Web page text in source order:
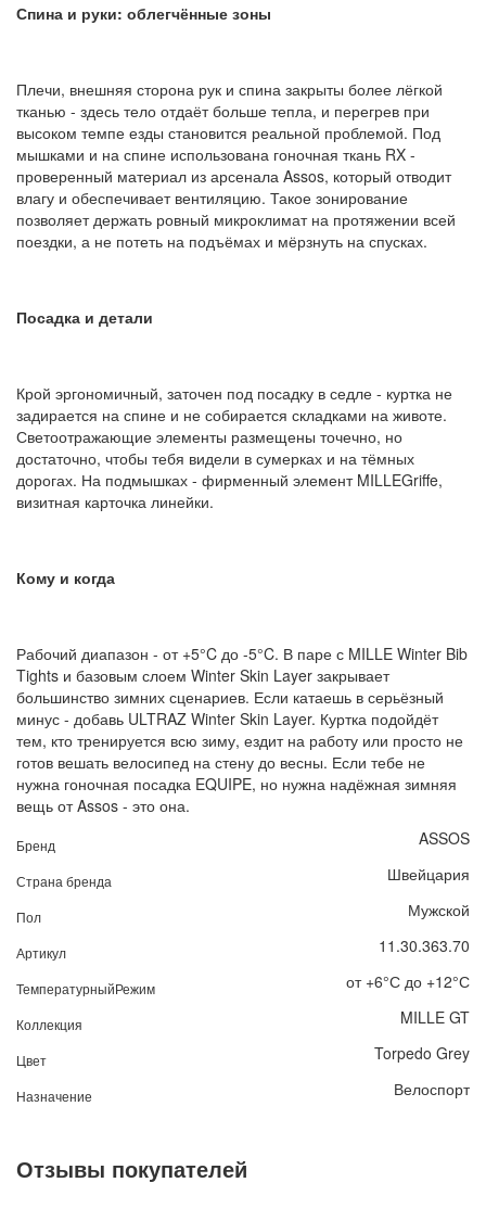
Спина и руки: облегчённые зоны
Плечи, внешняя сторона рук и спина закрыты более лёгкой
тканью - здесь тело отдаёт больше тепла, и перегрев при
высоком темпе езды становится реальной проблемой. Под
мышками и на спине использована гоночная ткань RX -
проверенный материал из арсенала Assos, который отводит
влагу и обеспечивает вентиляцию. Такое зонирование
позволяет держать ровный микроклимат на протяжении всей
поездки, а не потеть на подъёмах и мёрзнуть на спусках.
Посадка и детали
Крой эргономичный, заточен под посадку в седле - куртка не
задирается на спине и не собирается складками на животе.
Светоотражающие элементы размещены точечно, но
достаточно, чтобы тебя видели в сумерках и на тёмных
дорогах. На подмышках - фирменный элемент MILLEGriffe,
визитная карточка линейки.
Кому и когда
Рабочий диапазон - от +5°C до -5°C. В паре с MILLE Winter Bib
Tights и базовым слоем Winter Skin Layer закрывает
большинство зимних сценариев. Если катаешь в серьёзный
минус - добавь ULTRAZ Winter Skin Layer. Куртка подойдёт
тем, кто тренируется всю зиму, ездит на работу или просто не
готов вешать велосипед на стену до весны. Если тебе не
нужна гоночная посадка EQUIPE, но нужна надёжная зимняя
вещь от Assos - это она.
Бренд ASSOS
Страна бренда Швейцария
Пол Мужской
Артикул 11.30.363.70
ТемпературныйРежим от +6°С до +12°С
Коллекция MILLE GT
Цвет Torpedo Grey
Назначение Велоспорт
Отзывы покупателей